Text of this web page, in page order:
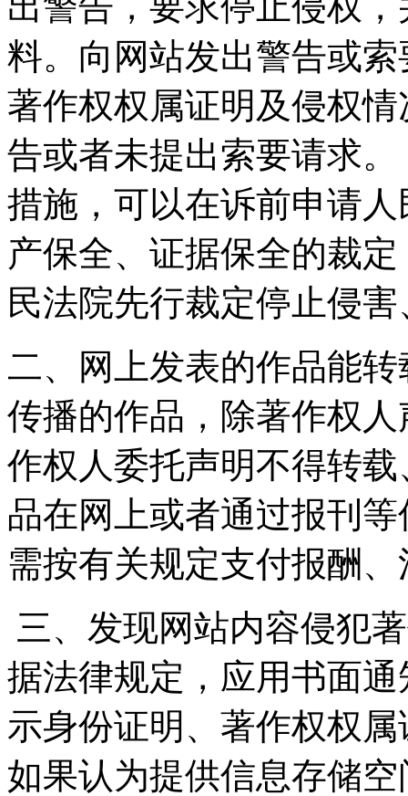
料。向网站发出警告或
著作权权属证明及侵权
告或者未提出索要请求
措施，可以在诉前申请
产保全、证据保全的裁
民法院先行裁定停止侵
二、网上发表的作品能
传播的作品，除著作权
作权人委托声明不得转
品在网上或者通过报刊
需按有关规定支付报酬
三、发现网站内容侵犯
据法律规定，应用书面
示身份证明、著作权权
如果认为提供信息存储